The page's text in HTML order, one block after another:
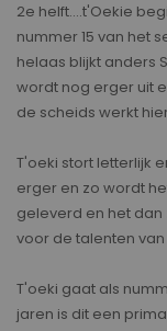
2e helft....t'Oekie
nummer 15 van het
helaas blijkt anders
wordt nog erger uit
de scheids werkt
T'oeki stort letterlijk
erger en zo wordt
geleverd en het
voor de talenten
T'oeki gaat als
jaren is dit een